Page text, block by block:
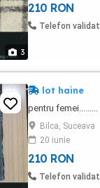
3
210 RON
Telefon validat
lot haine
pentru femei.........
Bilca, Suceava
20 iunie
210 RON
Telefon validat